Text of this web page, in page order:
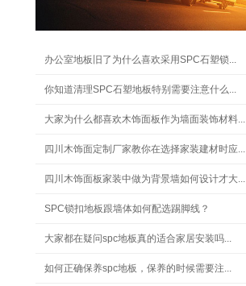
办公室地板旧了为什么喜欢采用SPC石塑锁...
你知道清理SPC石塑地板特别需要注意什么...
大家为什么都喜欢木饰面板作为墙面装饰材料...
四川木饰面定制厂家教你在选择家装建材时应...
四川木饰面板家装中做为背景墙如何设计才大...
SPC锁扣地板跟墙体如何配选踢脚线？
大家都在疑问spc地板真的适合家居安装吗...
如何正确保养spc地板，保养的时候需要注...